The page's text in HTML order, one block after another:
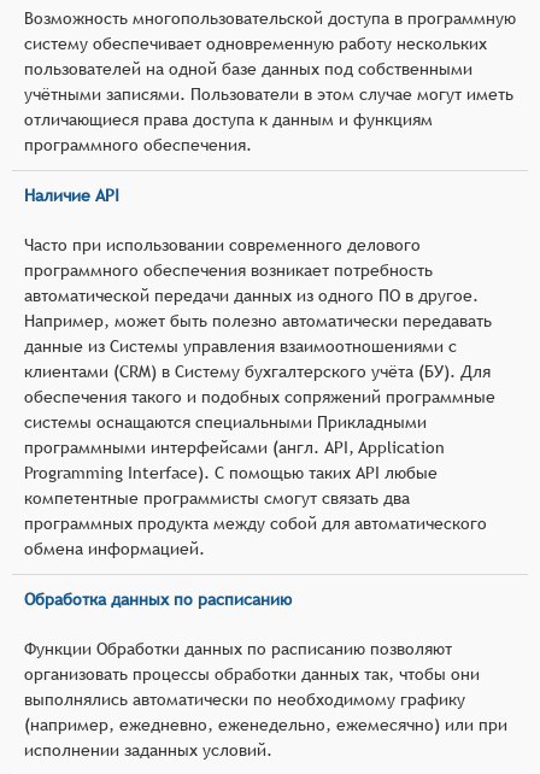
Возможность многопользовательской доступа в программную
систему обеспечивает одновременную работу нескольких
пользователей на одной базе данных под собственными
учётными записями. Пользователи в этом случае могут иметь
отличающиеся права доступа к данным и функциям
программного обеспечения.
Наличие API
Часто при использовании современного делового
программного обеспечения возникает потребность
автоматической передачи данных из одного ПО в другое.
Например, может быть полезно автоматически передавать
данные из Системы управления взаимоотношениями с
клиентами (CRM) в Систему бухгалтерского учёта (БУ). Для
обеспечения такого и подобных сопряжений программные
системы оснащаются специальными Прикладными
программными интерфейсами (англ. API, Application
Programming Interface). С помощью таких API любые
компетентные программисты смогут связать два
программных продукта между собой для автоматического
обмена информацией.
Обработка данных по расписанию
Функции Обработки данных по расписанию позволяют
организовать процессы обработки данных так, чтобы они
выполнялись автоматически по необходимому графику
(например, ежедневно, еженедельно, ежемесячно) или при
исполнении заданных условий.